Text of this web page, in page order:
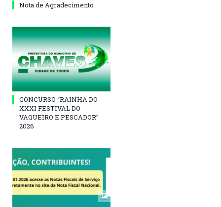
Nota de Agradecimento
CONCURSO “RAINHA DO
XXXI FESTIVAL DO
VAQUEIRO E PESCADOR”
2026